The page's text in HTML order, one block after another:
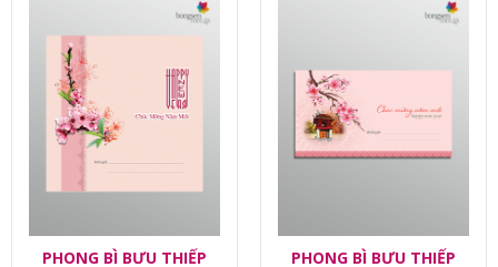
PHONG BÌ BƯU THIẾP
PHONG BÌ BƯU THIẾP